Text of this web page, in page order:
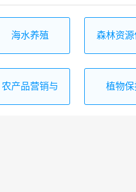
海水养殖
森林资
农产品营销与
植物